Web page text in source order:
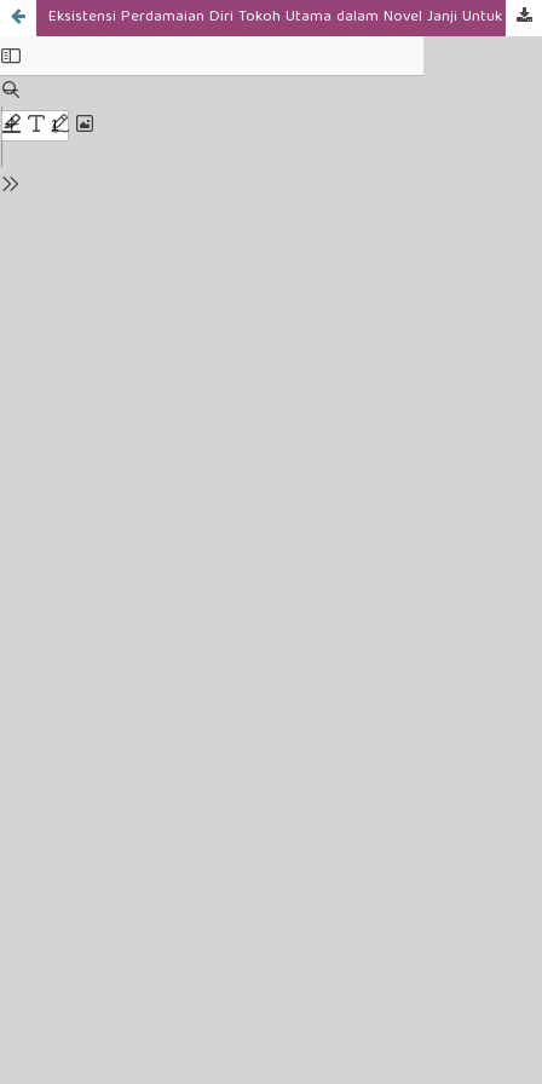
Eksistensi Perdamaian Diri Tokoh Utama dalam Novel Janji Untuk Ayah Karya Nurunala: Kajian Psikologi Eksistensial